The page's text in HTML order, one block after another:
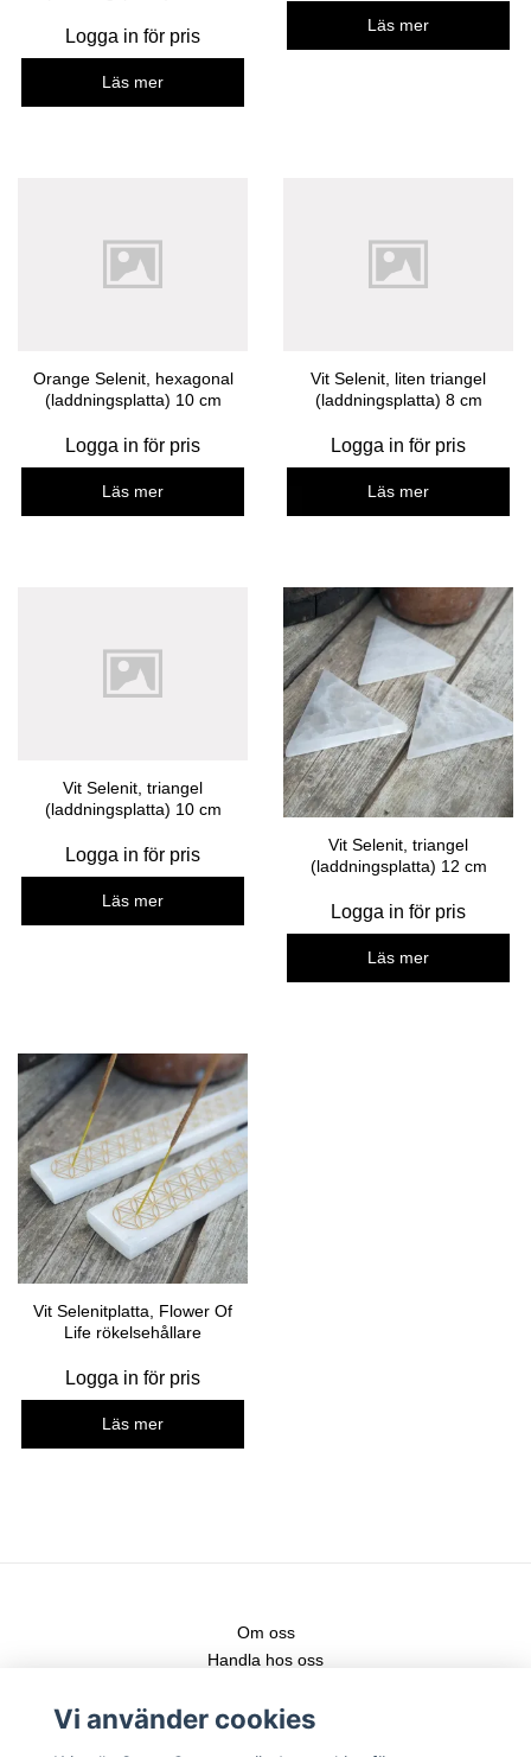
Logga in för pris
Läs mer
Läs mer
Orange Selenit, hexagonal
(laddningsplatta) 10 cm
Logga in för pris
Läs mer
Vit Selenit, liten triangel
(laddningsplatta) 8 cm
Logga in för pris
Läs mer
Vit Selenit, triangel
(laddningsplatta) 10 cm
Logga in för pris
Läs mer
Vit Selenit, triangel
(laddningsplatta) 12 cm
Logga in för pris
Läs mer
Vit Selenitplatta, Flower Of
Life rökelsehållare
Logga in för pris
Läs mer
Om oss
Handla hos oss
Fraktstege
Vi använder cookies